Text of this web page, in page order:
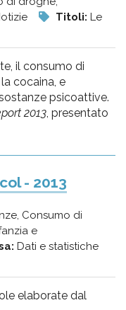
Titoli: Le
il consumo di
cocaina, e
psicoattive.
2013, presentato
- 2013
Consumo di
e
Dati e statistiche
elaborate dal